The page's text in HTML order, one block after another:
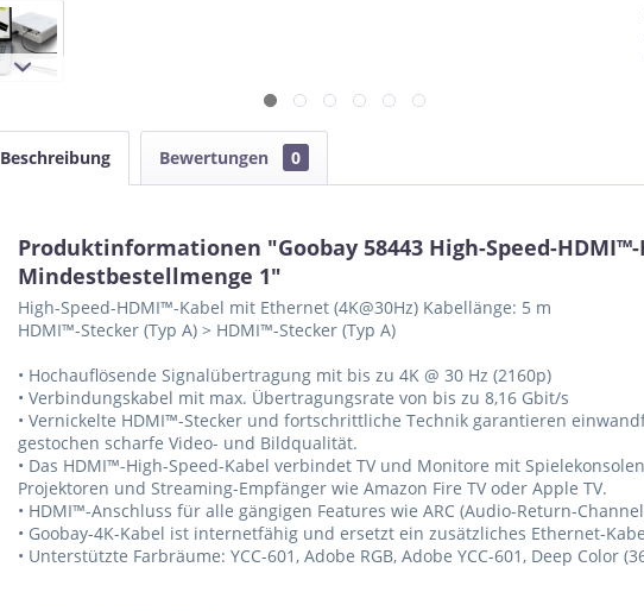
Beschreibung Bewertungen 0
Produktinformationen "Goobay 58443 High-Speed-
Mindestbestellmenge 1"
High-Speed-HDMI™-Kabel mit Ethernet (4K@30Hz) Kabellänge: 5 m
HDMI™-Stecker (Typ A) > HDMI™-Stecker (Typ A)
• Hochauflösende Signalübertragung mit bis zu 4K @ 30 Hz (2160p)
• Verbindungskabel mit max. Übertragungsrate von bis zu 8,16 Gbit/s
• Vernickelte HDMI™-Stecker und fortschrittliche Technik garantieren
gestochen scharfe Video- und Bildqualität.
• Das HDMI™-High-Speed-Kabel verbindet TV und Monitore mit
Projektoren und Streaming-Empfänger wie Amazon Fire TV oder Apple TV.
• HDMI™-Anschluss für alle gängigen Features wie ARC (Audio-Return-
• Goobay-4K-Kabel ist internetfähig und ersetzt ein zusätzliches Ethernet-
• Unterstützte Farbräume: YCC-601, Adobe RGB, Adobe YCC-601, Deep Color